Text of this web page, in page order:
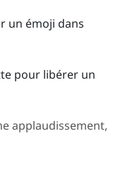
un émoji dans
pour libérer un
applaudissement,